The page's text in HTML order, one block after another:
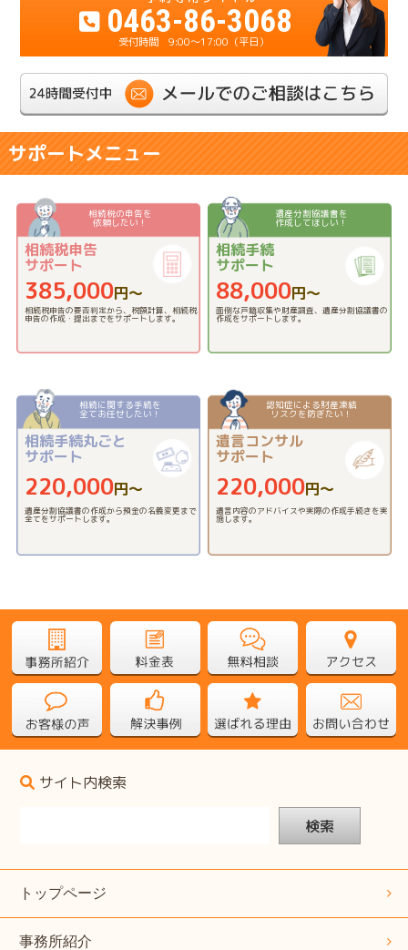
0463-86-3068
9:00～17:00（平日）
サポートメニュー
相続税の申告を
依頼したい！
相続税申告
サポート
385,000円〜
相続税申告の要否判定から、税額計算、相続税
申告の作成・提出までをサポートします。
遺産分割協議書を
作成してほしい！
相続手続
サポート
88,000円〜
面倒な戸籍収集や財産調査、遺産分割協議書の
作成をサポートします。
相続に関する手続を
全てお任せしたい！
相続手続丸ごと
サポート
220,000円〜
遺産分割協議書の作成から預金の名義変更まで
全てをサポートします。
認知症による財産凍結
リスクを防ぎたい！
遺言コンサル
サポート
220,000円〜
遺言内容のアドバイスや実際の作成手続きを実
施します。
サイト内検索
検索
トップページ
事務所紹介